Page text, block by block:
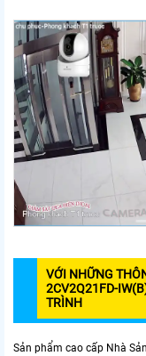
VỚI NHỮNG
2CV2Q21FD-
TRÌNH
Sản phẩm cao cấp Nhà